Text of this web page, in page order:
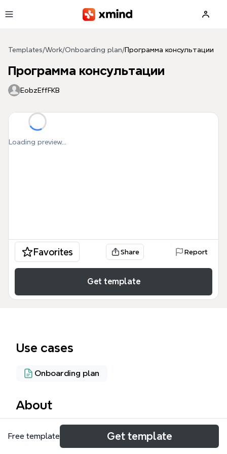
Templates/Work/Onboarding plan/Программа консультации
Программа консультации
EobzEffFKB
Loading preview...
Favorites Share Report
Get template
Use cases
Onboarding plan
About
Программа консультации — это
структурированный Xmind шаблон,
Free template Get template